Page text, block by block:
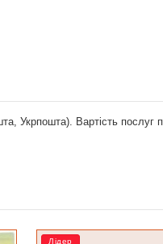
Укрпошта). Вартість
Лідер